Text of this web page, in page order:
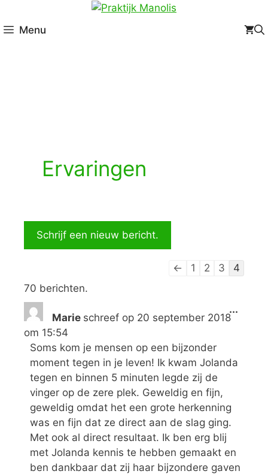
Menu
Ervaringen
← 1 2 3
4
70 berichten.
Marie schreef op 20 september 2018
om 15:54
Soms kom je mensen op een bijzonder
moment tegen in je leven! Ik kwam Jolanda
tegen en binnen 5 minuten legde zij de
vinger op de zere plek. Geweldig en fijn,
geweldig omdat het een grote herkenning
was en fijn dat ze direct aan de slag ging.
Met ook al direct resultaat. Ik ben erg blij
met Jolanda kennis te hebben gemaakt en
ben dankbaar dat zij haar bijzondere gaven
...